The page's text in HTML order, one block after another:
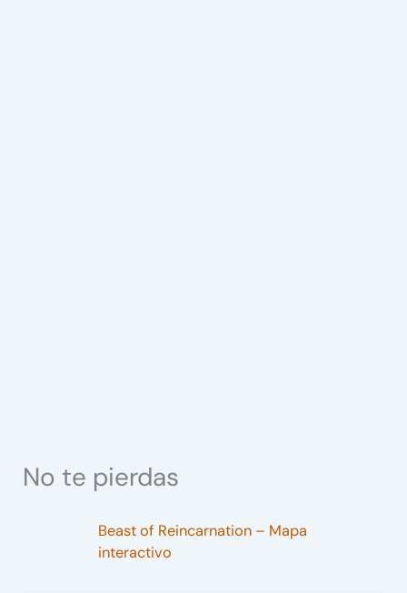
No te pierdas
Beast of Reincarnation – Mapa
interactivo